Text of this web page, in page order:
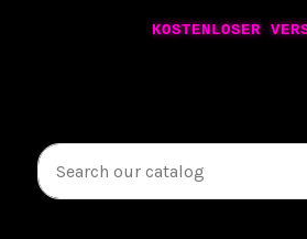
KOSTENLOSER